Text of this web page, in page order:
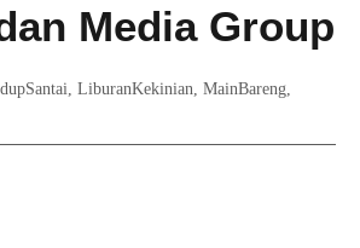
Media Group
, LiburanKekinian, MainBareng,